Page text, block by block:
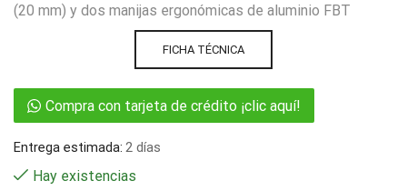
(20 mm) y dos manijas ergonómicas de aluminio FBT
FICHA TÉCNICA
Compra con tarjeta de crédito ¡clic aquí!
Entrega estimada: 2 días
Hay existencias